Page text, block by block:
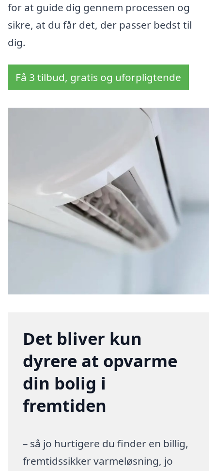
for at guide dig gennem processen og
sikre, at du får det, der passer bedst til
dig.
Få 3 tilbud, gratis og uforpligtende
Det bliver kun
dyrere at opvarme
din bolig i
fremtiden
– så jo hurtigere du finder en billig,
fremtidssikker varmeløsning, jo